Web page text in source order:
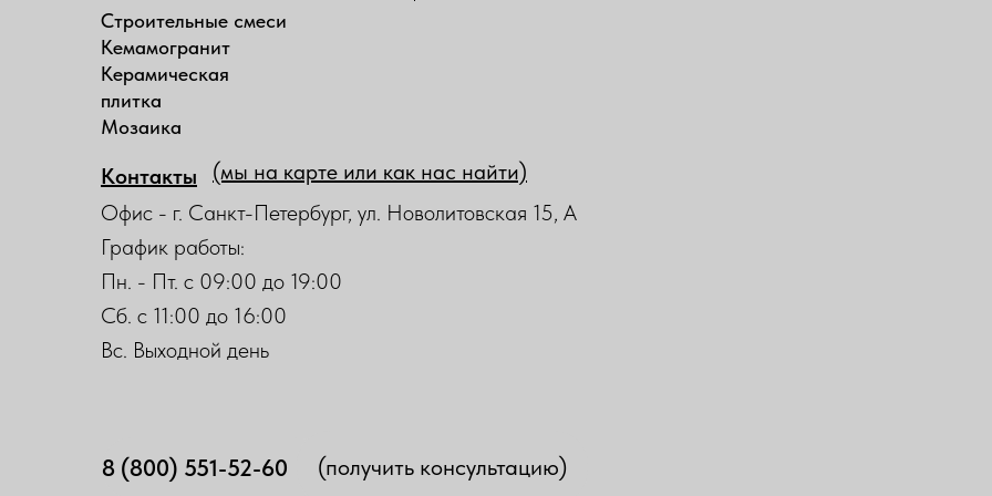
Строительные смеси
Кемамогранит
Керамическая
плитка
Мозаика
Контакты
Офис - г. Санкт-Петербург, ул. Новолитовская 15, А
График работы:
Пн. - Пт. с 09:00 до 19:00
Сб. с 11:00 до 16:00
Вс. Выходной день
8 (800) 551-52-60
(мы на карте или как нас найти)
(получить консультацию)